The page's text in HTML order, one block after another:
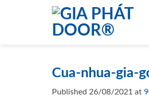
Cua-nhua-gia-
Published 26/08/2021 at